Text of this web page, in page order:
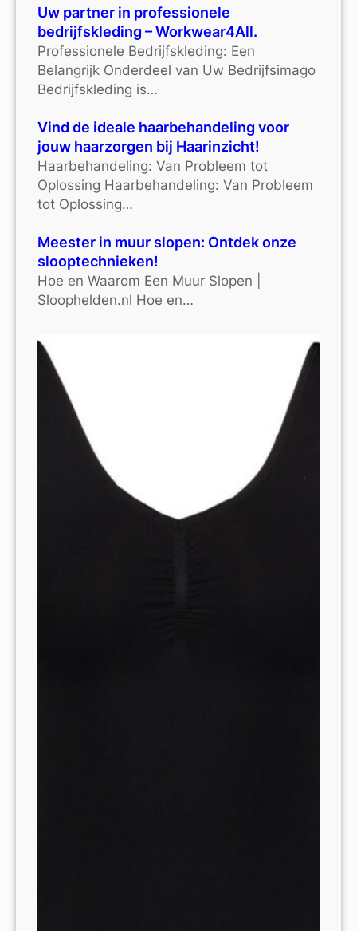
Uw partner in professionele
bedrijfskleding – Workwear4All.
Professionele Bedrijfskleding: Een
Belangrijk Onderdeel van Uw Bedrijfsimago
Bedrijfskleding is…
Vind de ideale haarbehandeling voor
jouw haarzorgen bij Haarinzicht!
Haarbehandeling: Van Probleem tot
Oplossing Haarbehandeling: Van Probleem
tot Oplossing…
Meester in muur slopen: Ontdek onze
slooptechnieken!
Hoe en Waarom Een Muur Slopen |
Sloophelden.nl Hoe en…